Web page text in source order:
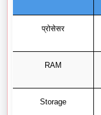
प्रोसेसर
RAM
Storage